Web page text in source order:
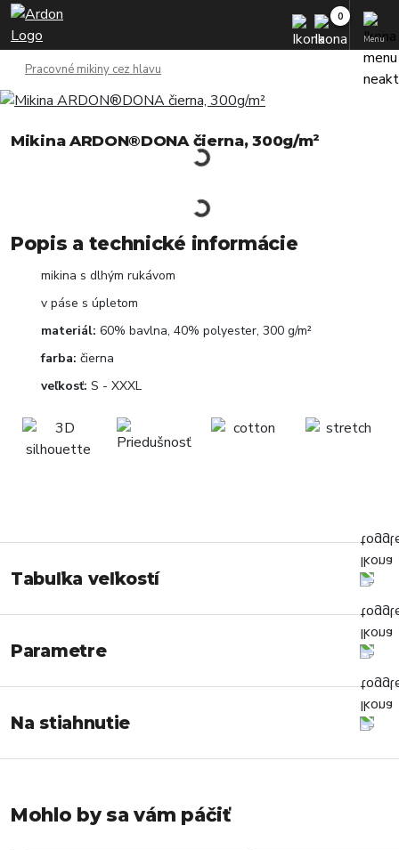
Menu
Pracovné mikiny cez hlavu
Mikina ARDON®DONA čierna, 300g/m²
Popis a technické informácie
mikina s dlhým rukávom
v páse s úpletom
materiál: 60% bavlna, 40% polyester, 300 g/m²
farba: čierna
veľkosť: S - XXXL
Tabuľka veľkostí
Parametre
Na stiahnutie
Mohlo by sa vám páčiť